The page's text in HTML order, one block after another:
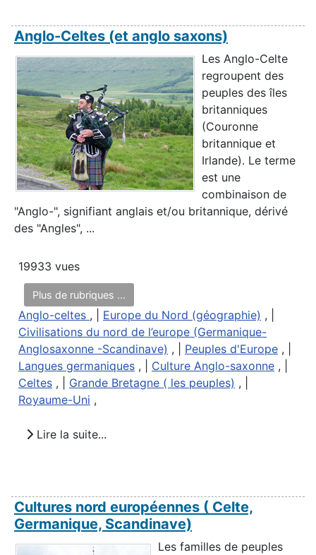
Anglo-Celtes (et anglo saxons)
Les Anglo-Celte
regroupent des
peuples des îles
britanniques
(Couronne
britannique et
Irlande). Le terme
est une
combinaison de
"Anglo-", signifiant anglais et/ou britannique, dérivé
des "Angles", ...
19933 vues
Plus de rubriques ...
Anglo-celtes , | Europe du Nord (géographie) , |
Civilisations du nord de l’europe (Germanique-
Anglosaxonne -Scandinave) , | Peuples d'Europe , |
Langues germaniques , | Culture Anglo-saxonne , |
Celtes , | Grande Bretagne ( les peuples) , |
Royaume-Uni ,
Lire la suite...
Cultures nord européennes ( Celte,
Germanique, Scandinave)
Les familles de peuples